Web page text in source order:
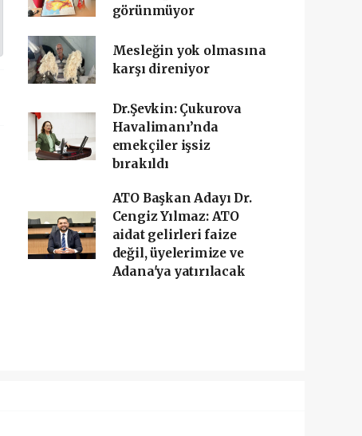
görünmüyor
Mesleğin yok olmasına
karşı direniyor
Dr.Şevkin: Çukurova
Havalimanı’nda
emekçiler işsiz
bırakıldı
ATO Başkan Adayı Dr.
Cengiz Yılmaz: ATO
aidat gelirleri faize
değil, üyelerimize ve
Adana'ya yatırılacak